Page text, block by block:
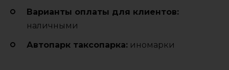
Варианты оплаты для клиентов:
наличными
Автопарк таксопарка: иномарки